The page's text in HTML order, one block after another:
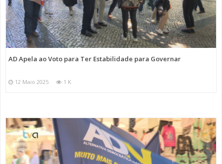
AD Apela ao Voto para Ter Estabilidade para Governar
12 Maio 2025 1 K